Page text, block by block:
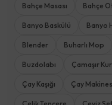
Bahçe Masası Bahçe
Banyo Baskülü Banyo
Blender Buharlı Mop
Buzdolabı Çamaşır
Çay Kaşığı Çay